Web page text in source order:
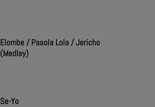
Elombe / Pasola Lola / Jericho
(Medley)
Se-Yo